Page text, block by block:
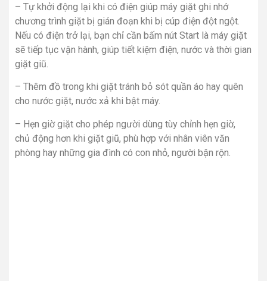
– Tự khởi động lại khi có điện giúp máy giặt ghi nhớ
chương trình giặt bị gián đoạn khi bị cúp điện đột ngột.
Nếu có điện trở lại, bạn chỉ cần bấm nút Start là máy giặt
sẽ tiếp tục vận hành, giúp tiết kiệm điện, nước và thời gian
giặt giũ.
– Thêm đồ trong khi giặt tránh bỏ sót quần áo hay quên
cho nước giặt, nước xả khi bật máy.
– Hẹn giờ giặt cho phép người dùng tùy chỉnh hẹn giờ,
chủ động hơn khi giặt giũ, phù hợp với nhân viên văn
phòng hay những gia đình có con nhỏ, người bận rộn.